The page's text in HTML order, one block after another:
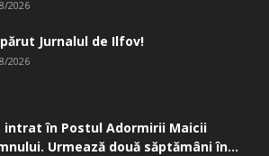
2026
Jurnalul de Ilfov!
2026
intrat în Postul Adormirii Maicii
Urmează două săptămâni în...